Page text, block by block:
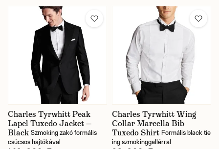
Charles Tyrwhitt Peak
Lapel Tuxedo Jacket —
Black Szmoking zakó formális
csúcsos hajtókával
Charles Tyrwhitt Wing
Collar Marcella Bib
Tuxedo Shirt Formális black tie
ing szmokinggallérral